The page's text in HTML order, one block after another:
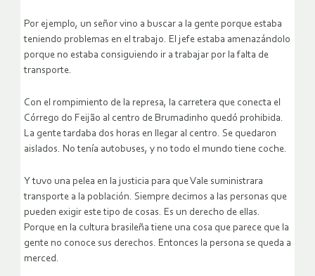
Por ejemplo, un señor vino a buscar a la gente porque estaba
teniendo problemas en el trabajo. El jefe estaba amenazándolo
porque no estaba consiguiendo ir a trabajar por la falta de
transporte.
Con el rompimiento de la represa, la carretera que conecta el
Córrego do Feijão al centro de Brumadinho quedó prohibida.
La gente tardaba dos horas en llegar al centro. Se quedaron
aislados. No tenía autobuses, y no todo el mundo tiene coche.
Y tuvo una pelea en la justicia para que Vale suministrara
transporte a la población. Siempre decimos a las personas que
pueden exigir este tipo de cosas. Es un derecho de ellas.
Porque en la cultura brasileña tiene una cosa que parece que la
gente no conoce sus derechos. Entonces la persona se queda a
merced.